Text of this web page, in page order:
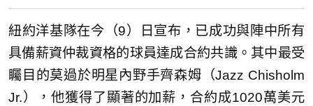
紐約洋基隊在今（9）日宣布，已成功與陣中所有
具備薪資仲裁資格的球員達成合約共識。其中最受
矚目的莫過於明星內野手齊森姆（Jazz Chisholm
Jr.），他獲得了顯著的加薪，合約成1020萬美元